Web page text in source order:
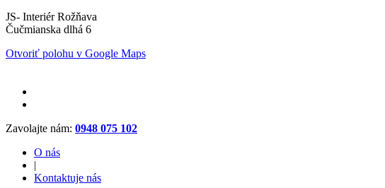
JS- Interiér Rožňava
Čučmianska dlhá 6
Otvoriť polohu v Google Maps
Zavolajte nám: 0948 075 102
O nás
|
Kontaktuje nás